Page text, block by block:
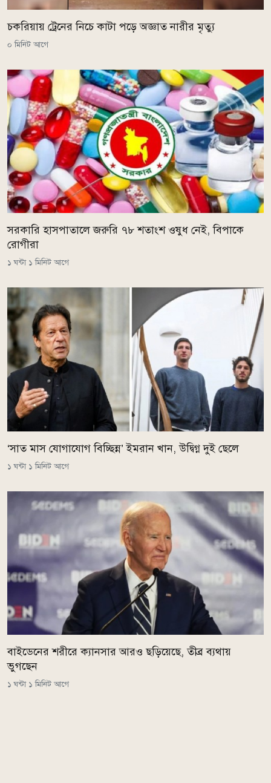
চকরিয়ায় ট্রেনের নিচে কাটা পড়ে অজ্ঞাত নারীর মৃত্যু
০ মিনিট আগে
সরকারি হাসপাতালে জরুরি ৭৮ শতাংশ ওষুধ নেই, বিপাকে
রোগীরা
১ ঘন্টা ১ মিনিট আগে
‘সাত মাস যোগাযোগ বিচ্ছিন্ন’ ইমরান খান, উদ্বিগ্ন দুই ছেলে
১ ঘন্টা ১ মিনিট আগে
বাইডেনের শরীরে ক্যানসার আরও ছড়িয়েছে, তীব্র ব্যথায়
ভুগছেন
১ ঘন্টা ১ মিনিট আগে